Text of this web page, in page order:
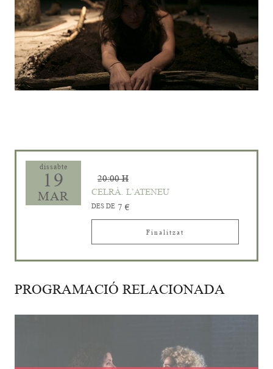
dissabte
19
MAR
20:00 H
CELRÀ. L’ATENEU
DES DE 7 €
Finalitzat
PROGRAMACIÓ RELACIONADA